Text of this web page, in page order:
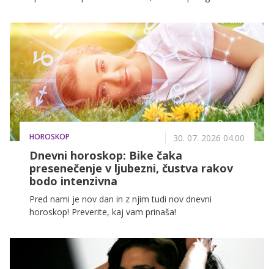
Kapov. V nadaljevanju jo spoznajte nekoliko bolje in
odkrijte, kdo je mlada igralka, ki se vse bolj uveljavlja
pred kamerami.
HOROSKOP 30. 07. 2026 04.00
Dnevni horoskop: Bike čaka
presenečenje v ljubezni, čustva rakov
bodo intenzivna
Pred nami je nov dan in z njim tudi nov dnevni
horoskop! Preverite, kaj vam prinaša!